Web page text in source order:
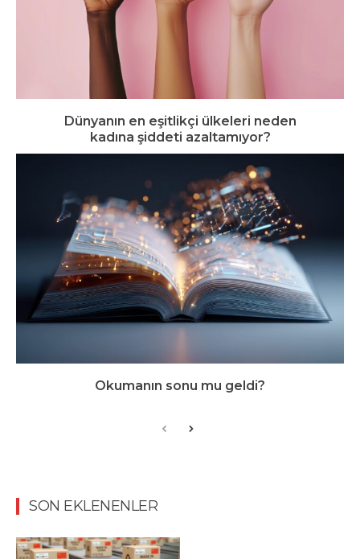
Dünyanın en eşitlikçi ülkeleri neden
kadına şiddeti azaltamıyor?
Okumanın sonu mu geldi?
SON EKLENENLER